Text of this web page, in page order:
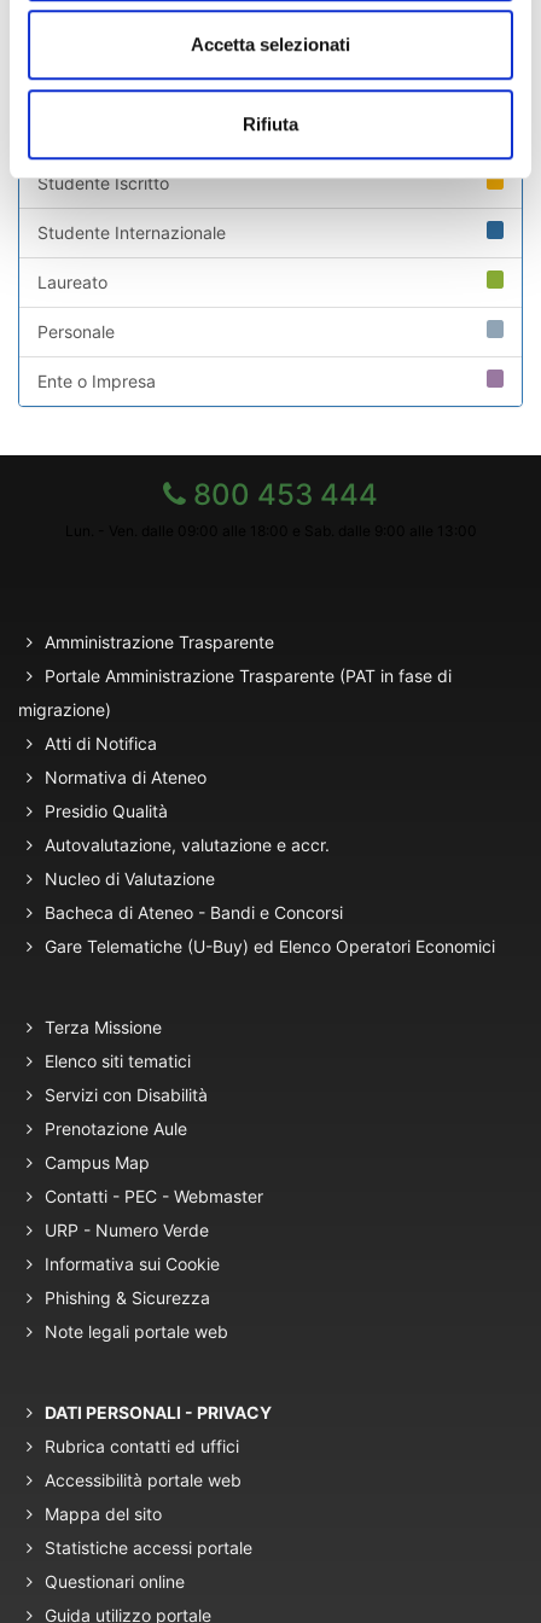
Accetta selezionati
Rifiuta
giuridico ed economico europeo A.A. 2018/2019
Chi sei? Naviga il sito per profilo
Studente Iscritto
Studente Internazionale
Laureato
Personale
Ente o Impresa
800 453 444
Amministrazione Trasparente
Portale Amministrazione Trasparente (PAT in fase di
migrazione)
Atti di Notifica
Normativa di Ateneo
Presidio Qualità
Autovalutazione, valutazione e accr.
Nucleo di Valutazione
Bacheca di Ateneo - Bandi e Concorsi
Gare Telematiche (U-Buy) ed Elenco Operatori Economici
Terza Missione
Elenco siti tematici
Servizi con Disabilità
Prenotazione Aule
Campus Map
Contatti - PEC - Webmaster
URP - Numero Verde
Informativa sui Cookie
Phishing & Sicurezza
Note legali portale web
DATI PERSONALI - PRIVACY
Rubrica contatti ed uffici
Accessibilità portale web
Mappa del sito
Statistiche accessi portale
Questionari online
Guida utilizzo portale